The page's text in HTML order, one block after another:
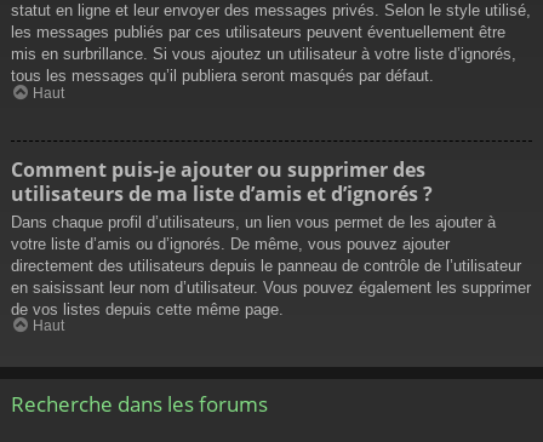
statut en ligne et leur envoyer des messages privés. Selon le style utilisé,
les messages publiés par ces utilisateurs peuvent éventuellement être
mis en surbrillance. Si vous ajoutez un utilisateur à votre liste d’ignorés,
tous les messages qu’il publiera seront masqués par défaut.
Haut
Comment puis-je ajouter ou supprimer des
utilisateurs de ma liste d’amis et d’ignorés ?
Dans chaque profil d’utilisateurs, un lien vous permet de les ajouter à
votre liste d’amis ou d’ignorés. De même, vous pouvez ajouter
directement des utilisateurs depuis le panneau de contrôle de l’utilisateur
en saisissant leur nom d’utilisateur. Vous pouvez également les supprimer
de vos listes depuis cette même page.
Haut
Recherche dans les forums